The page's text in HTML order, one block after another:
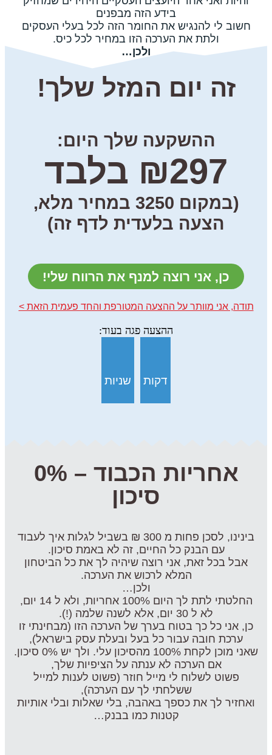
בידע הזה מבפנים
חשוב לי להנגיש את החומר הזה לכל בעלי העסקים
ולתת את הערכה הזו במחיר לכל כיס.
ולכן…
זה יום המזל שלך!
ההשקעה שלך היום:
₪297 בלבד
(במקום 3250 במחיר מלא,
הצעה בלעדית לדף זה)
כן, אני רוצה למנף את הרווח שלי!
תודה, אני מוותר על ההצעה המטורפת והחד פעמית הזאת >
דקות שניות
אחריות הכבוד – 0%
סיכון
בינינו, לסכן פחות מ 300 ₪ בשביל לגלות איך לעבוד
עם הבנק כל החיים, זה לא באמת סיכון.
אבל בכל זאת, אני רוצה שיהיה לך את כל הביטחון
המלא לרכוש את הערכה.
ולכן…
החלטתי לתת לך היום 100% אחריות, ולא ל 14 יום,
לא ל 30 יום, אלא לשנה שלמה (!).
כן, אני כל כך בטוח בערך של הערכה הזו (מבחינתי זו
ערכת חובה עבור כל בעל ובעלת עסק בישראל),
שאני מוכן לקחת 100% מהסיכון עלי. ולך יש 0% סיכון.
אם הערכה לא ענתה על הציפיות שלך,
פשוט לשלוח לי מייל חוזר (פשוט לענות למייל
ששלחתי לך עם הערכה),
ואחזיר לך את כספך באהבה, בלי שאלות ובלי אותיות
קטנות כמו בבנק…